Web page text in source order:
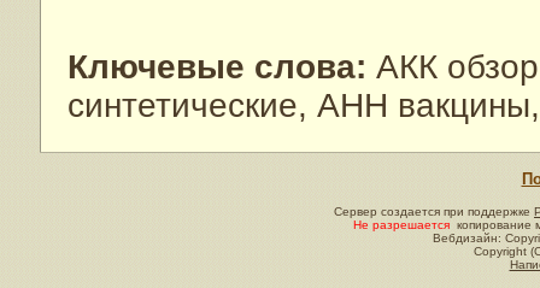
Ключевые слова: АКК
синтетические, АНН
Сервер создается при поддержке
Не разрешается копирование
Вебдизайн:
Copyright